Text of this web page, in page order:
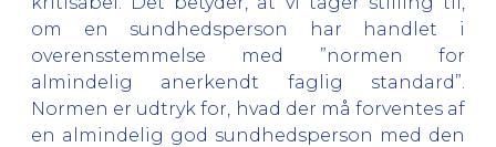
om en sundhedsperson har handlet i
overensstemmelse med ”normen for
almindelig anerkendt faglig standard”.
Normen er udtryk for, hvad der må forventes af
en almindelig god sundhedsperson med den